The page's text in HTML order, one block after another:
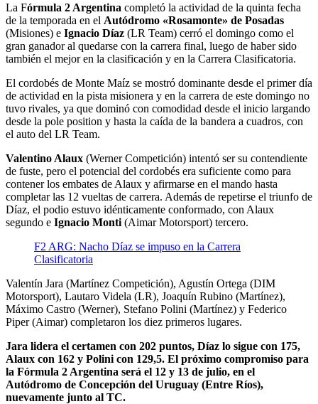
La Fórmula 2 Argentina completó la actividad de la quinta fecha
de la temporada en el Autódromo «Rosamonte» de Posadas
(Misiones) e Ignacio Díaz (LR Team) cerró el domingo como el
gran ganador al quedarse con la carrera final, luego de haber sido
también el mejor en la clasificación y en la Carrera Clasificatoria.
El cordobés de Monte Maíz se mostró dominante desde el primer día
de actividad en la pista misionera y en la carrera de este domingo no
tuvo rivales, ya que dominó con comodidad desde el inicio largando
desde la pole position y hasta la caída de la bandera a cuadros, con
el auto del LR Team.
Valentino Alaux (Werner Competición) intentó ser su contendiente
de fuste, pero el potencial del cordobés era suficiente como para
contener los embates de Alaux y afirmarse en el mando hasta
completar las 12 vueltas de carrera. Además de repetirse el triunfo de
Díaz, el podio estuvo idénticamente conformado, con Alaux
segundo e Ignacio Monti (Aimar Motorsport) tercero.
F2 ARG: Nacho Díaz se impuso en la Carrera
Clasificatoria
Valentín Jara (Martínez Competición), Agustín Ortega (DIM
Motorsport), Lautaro Videla (LR), Joaquín Rubino (Martínez),
Máximo Castro (Werner), Stefano Polini (Martínez) y Federico
Piper (Aimar) completaron los diez primeros lugares.
Jara lidera el certamen con 202 puntos, Díaz lo sigue con 175,
Alaux con 162 y Polini con 129,5. El próximo compromiso para
la Fórmula 2 Argentina será el 12 y 13 de julio, en el
Autódromo de Concepción del Uruguay (Entre Ríos),
nuevamente junto al TC.